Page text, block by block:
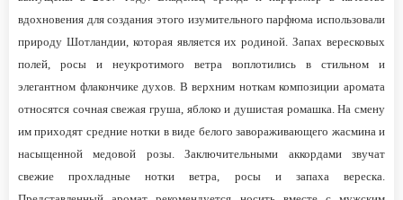
вдохновения для создания этого изумительного парфюма использовали
природу Шотландии, которая является их родиной. Запах вересковых
полей, росы и неукротимого ветра воплотились в стильном и
элегантном флакончике духов. В верхним ноткам композиции аромата
относятся сочная свежая груша, яблоко и душистая ромашка. На смену
им приходят средние нотки в виде белого завораживающего жасмина и
насыщенной медовой розы. Заключительными аккордами звучат
свежие прохладные нотки ветра, росы и запаха вереска.